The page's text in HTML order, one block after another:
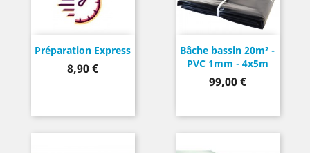
Préparation Express
Prix
8,90 €
Bâche bassin 20m² -
PVC 1mm - 4x5m
Prix
99,00 €